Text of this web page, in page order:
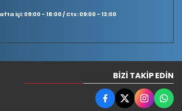
içi: 09:00 - 18:00 / Cts: 09:00 - 13:00
BIZI TAKIP EDIN